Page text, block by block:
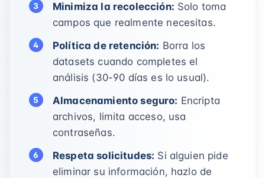
Minimiza la recolección: Solo toma
campos que realmente necesitas.
Política de retención: Borra los
datasets cuando completes el
análisis (30-90 días es lo usual).
Almacenamiento seguro: Encripta
archivos, limita acceso, usa
contraseñas.
Respeta solicitudes: Si alguien pide
eliminar su información, hazlo de